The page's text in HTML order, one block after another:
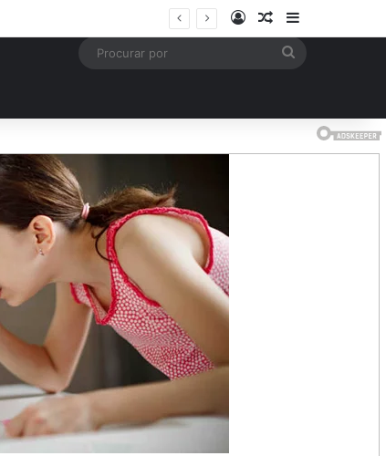
EntrarArtigo aleatório
Barra Lateral